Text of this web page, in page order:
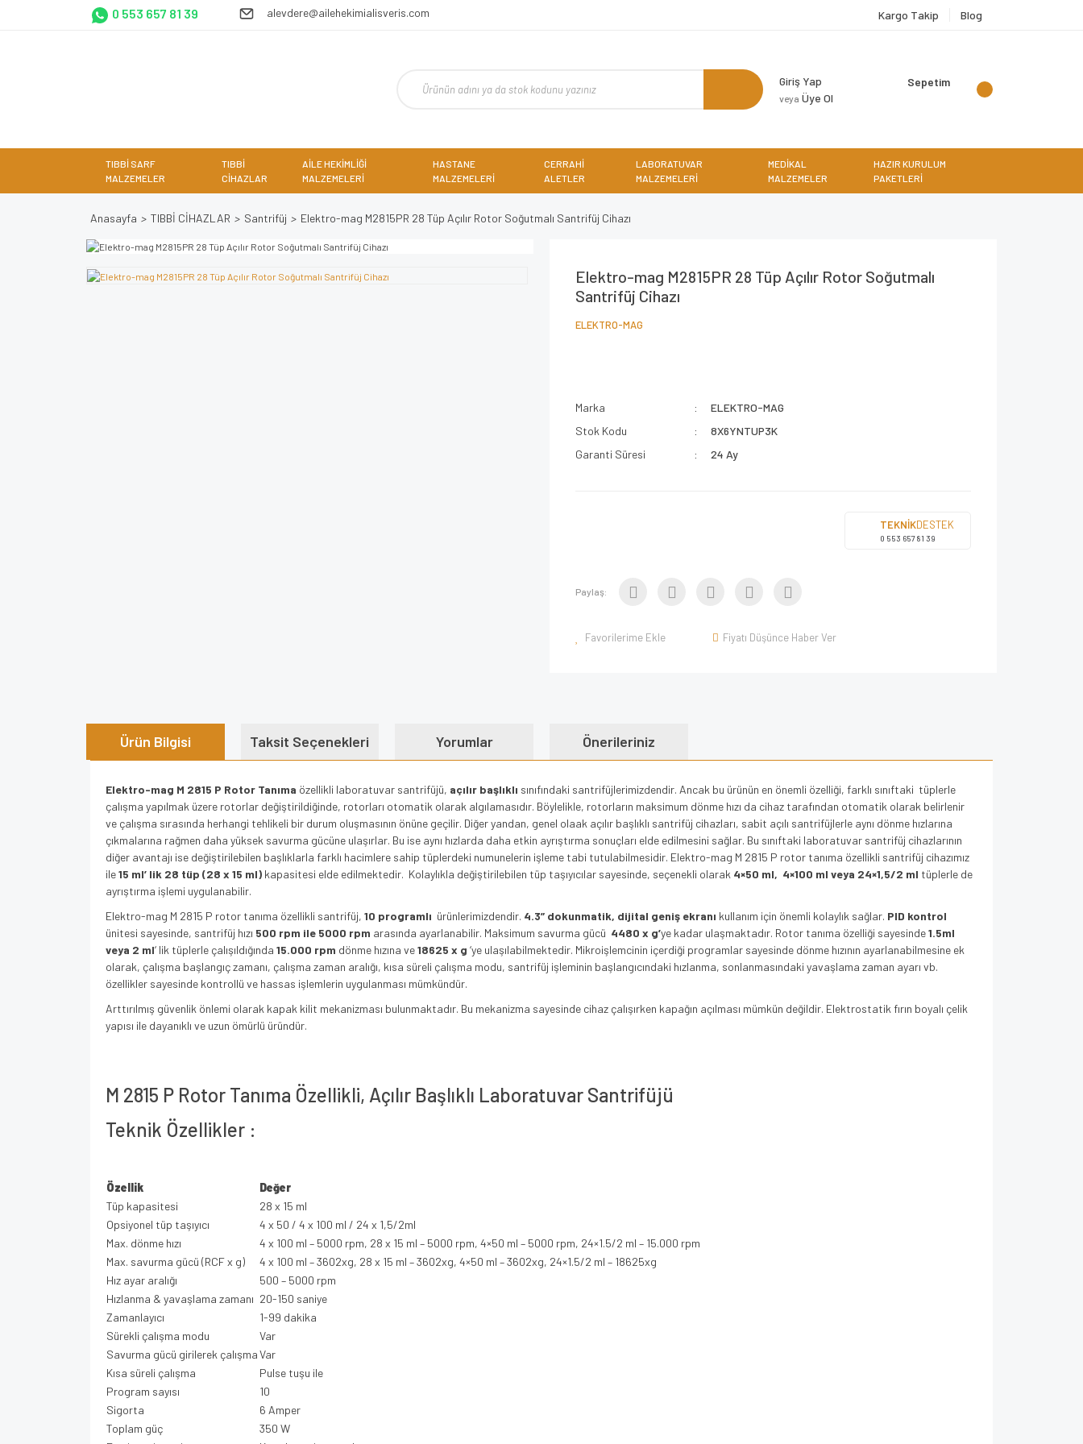
0 553 657 81 39 alevdere@ailehekimialisveris.com Kargo Takip Blog
Giriş Yap
veya Üye Ol
Sepetim
TIBBİ SARF
MALZEMELER
TIBBİ
CİHAZLAR
AİLE HEKİMLİĞİ
MALZEMELERİ
HASTANE
MALZEMELERİ
CERRAHİ
ALETLER
LABORATUVAR
MALZEMELERİ
MEDİKAL
MALZEMELER
HAZIR KURULUM
PAKETLERİ
Anasayfa TIBBİ CİHAZLAR Santrifüj Elektro-mag M2815PR 28 Tüp Açılır Rotor Soğutmalı Santrifüj Cihazı
Elektro-mag M2815PR 28 Tüp Açılır Rotor Soğutmalı
Santrifüj Cihazı
ELEKTRO-MAG
Marka
ELEKTRO-MAG
Stok Kodu
8X6YNTUP3K
Garanti Süresi
24 Ay
TEKNİKDESTEK
0 553 657 81 39
Paylaş:
Fiyatı Düşünce Haber Ver
Ürün Bilgisi Taksit Seçenekleri Yorumlar Önerileriniz
Elektro-mag M 2815 P Rotor Tanıma özellikli laboratuvar santrifüjü, açılır başlıklı sınıfındaki santrifüjlerimizdendir. Ancak bu ürünün en önemli özelliği, farklı sınıftaki tüplerle
çalışma yapılmak üzere rotorlar değiştirildiğinde, rotorları otomatik olarak algılamasıdır. Böylelikle, rotorların maksimum dönme hızı da cihaz tarafından otomatik olarak belirlenir
ve çalışma sırasında herhangi tehlikeli bir durum oluşmasının önüne geçilir. Diğer yandan, genel olaak açılır başlıklı santrifüj cihazları, sabit açılı santrifüjlerle aynı dönme hızlarına
çıkmalarına rağmen daha yüksek savurma gücüne ulaşırlar. Bu ise aynı hızlarda daha etkin ayrıştırma sonuçları elde edilmesini sağlar. Bu sınıftaki laboratuvar santrifüj cihazlarının
diğer avantajı ise değiştirilebilen başlıklarla farklı hacimlere sahip tüplerdeki numunelerin işleme tabi tutulabilmesidir. Elektro-mag M 2815 P rotor tanıma özellikli santrifüj cihazımız
ile15 ml’ lik 28 tüp (28 x 15 ml) kapasitesi elde edilmektedir. Kolaylıkla değiştirilebilen tüp taşıyıcılar sayesinde, seçenekli olarak 4×50 ml, 4×100 ml veya 24×1,5/2 ml tüplerle de
ayrıştırma işlemi uygulanabilir.
Elektro-mag M 2815 P rotor tanıma özellikli santrifüj, 10 programlı ürünlerimizdendir. 4.3” dokunmatik, dijital geniş ekranı kullanım için önemli kolaylık sağlar. PID kontrol
ünitesi sayesinde, santrifüj hızı 500 rpm ile 5000 rpm arasında ayarlanabilir. Maksimum savurma gücü 4480 x g’ye kadar ulaşmaktadır. Rotor tanıma özelliği sayesinde1.5ml
veya 2 ml‘ lik tüplerle çalışıldığında 15.000 rpm dönme hızına ve18625 x g ‘ye ulaşılabilmektedir. Mikroişlemcinin içerdiği programlar sayesinde dönme hızının ayarlanabilmesine ek
olarak, çalışma başlangıç zamanı, çalışma zaman aralığı, kısa süreli çalışma modu, santrifüj işleminin başlangıcındaki hızlanma, sonlanmasındaki yavaşlama zaman ayarı vb.
özellikler sayesinde kontrollü ve hassas işlemlerin uygulanması mümkündür.
Arttırılmış güvenlik önlemi olarak kapak kilit mekanizması bulunmaktadır. Bu mekanizma sayesinde cihaz çalışırken kapağın açılması mümkün değildir. Elektrostatik fırın boyalı çelik
yapısı ile dayanıklı ve uzun ömürlü üründür.
M 2815 P Rotor Tanıma Özellikli, Açılır Başlıklı Laboratuvar Santrifüjü
Teknik Özellikler :
Özellik
Değer
Tüp kapasitesi
28 x 15 ml
Opsiyonel tüp taşıyıcı
4 x 50 / 4 x 100 ml / 24 x 1,5/2ml
Max. dönme hızı
4 x 100 ml – 5000 rpm, 28 x 15 ml – 5000 rpm, 4×50 ml – 5000 rpm, 24×1.5/2 ml – 15.000 rpm
Max. savurma gücü (RCF x g)
4 x 100 ml – 3602xg, 28 x 15 ml – 3602xg, 4×50 ml – 3602xg, 24×1.5/2 ml – 18625xg
Hız ayar aralığı
500 – 5000 rpm
Hızlanma & yavaşlama zamanı 20-150 saniye
Zamanlayıcı
1-99 dakika
Sürekli çalışma modu
Var
Savurma gücü girilerek çalışmaVar
Kısa süreli çalışma
Pulse tuşu ile
Program sayısı
10
Sigorta
6 Amper
Toplam güç
350 W